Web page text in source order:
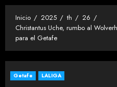
Inicio 2025 th
26
Christantus Uche, rumbo al
para el Getafe
Getafe LALIGA